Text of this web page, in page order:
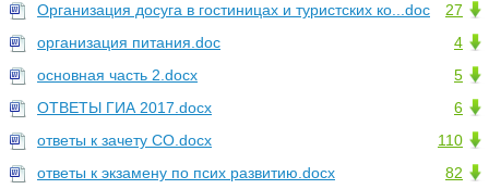
27
Организация досуга в гостиницах и туристских ко...doc
4
организация питания.doc
5
основная часть 2.docx
6
ОТВЕТЫ ГИА 2017.docx
110
ответы к зачету СО.docx
82
ответы к экзамену по псих развитию.docx